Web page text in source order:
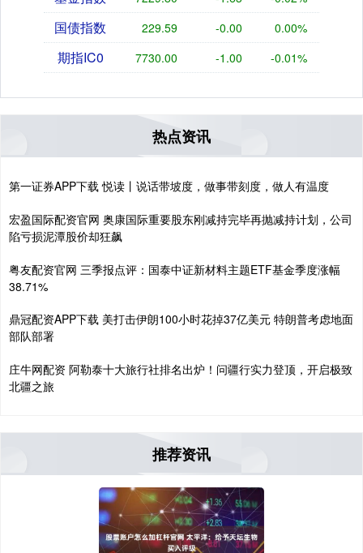
国债指数 229.59 -0.00 0.00%
期指IC0 7730.00 -1.00 -0.01%
热点资讯
第一证券APP下载 悦读丨说话带坡度，做事带刻度，做人有温度
宏盈国际配资官网 奥康国际重要股东刚减持完毕再抛减持计划，公司
陷亏损泥潭股价却狂飙
粤友配资官网 三季报点评：国泰中证新材料主题ETF基金季度涨幅
38.71%
鼎冠配资APP下载 美打击伊朗100小时花掉37亿美元 特朗普考虑地面
部队部署
庄牛网配资 阿勒泰十大旅行社排名出炉！问疆行实力登顶，开启极致
北疆之旅
推荐资讯